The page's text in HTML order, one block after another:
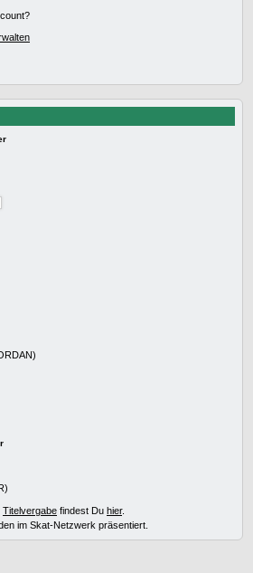
Titelvergabe findest Du hier.
im Skat-Netzwerk präsentiert.